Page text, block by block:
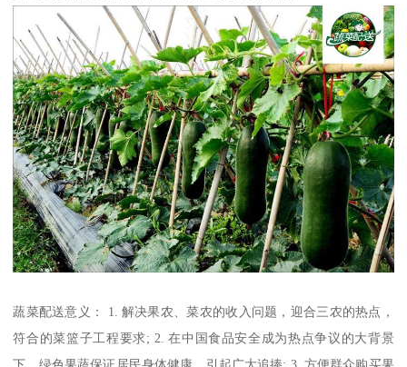
蔬菜配送意义： 1. 解决果农、菜农的收入问题，迎合三农的热点，
符合的菜篮子工程要求; 2. 在中国食品安全成为热点争议的大背景